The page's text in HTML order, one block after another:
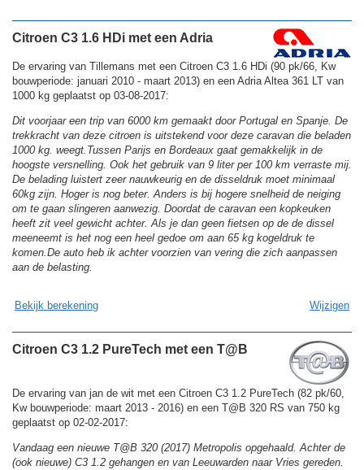
Citroen C3 1.6 HDi met een Adria
De ervaring van Tillemans met een Citroen C3 1.6 HDi (90 pk/66, Kw
bouwperiode: januari 2010 - maart 2013) en een Adria Altea 361 LT van
1000 kg geplaatst op 03-08-2017:
Dit voorjaar een trip van 6000 km gemaakt door Portugal en Spanje. De
trekkracht van deze citroen is uitstekend voor deze caravan die beladen
1000 kg. weegt.Tussen Parijs en Bordeaux gaat gemakkelijk in de
hoogste versnelling. Ook het gebruik van 9 liter per 100 km verraste mij.
De belading luistert zeer nauwkeurig en de disseldruk moet minimaal
60kg zijn. Hoger is nog beter. Anders is bij hogere snelheid de neiging
om te gaan slingeren aanwezig. Doordat de caravan een kopkeuken
heeft zit veel gewicht achter. Als je dan geen fietsen op de de dissel
meeneemt is het nog een heel gedoe om aan 65 kg kogeldruk te
komen.De auto heb ik achter voorzien van vering die zich aanpassen
aan de belasting.
Bekijk berekening Wijzigen
Citroen C3 1.2 PureTech met een T@B
De ervaring van jan de wit met een Citroen C3 1.2 PureTech (82 pk/60,
Kw bouwperiode: maart 2013 - 2016) en een T@B 320 RS van 750 kg
geplaatst op 02-02-2017:
Vandaag een nieuwe T@B 320 (2017) Metropolis opgehaald. Achter de
(ook nieuwe) C3 1.2 gehangen en van Leeuwarden naar Vries gereden.